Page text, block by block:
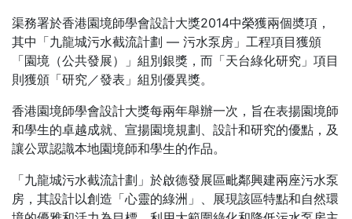
渠務署於香港園境師學會設計大獎2014中榮獲兩個奬項，
其中「九龍城污水截流計劃 — 污水泵房」工程項目獲頒
「園境（公共發展）」組別銀獎，而「天台綠化研究」項目
則獲頒「研究／發表」組別優異獎。
香港園境師學會設計大獎每兩年舉辦一次，旨在表揚園境師
和學生的卓越成就、宣揚園境規劃、設計和研究的優點，及
讓公眾認識本地園境師和學生的作品。
「九龍城污水截流計劃」於啟德發展區毗鄰興建兩座污水泵
房，其設計以創造「心靈的綠洲」、展現該區特點和自然環